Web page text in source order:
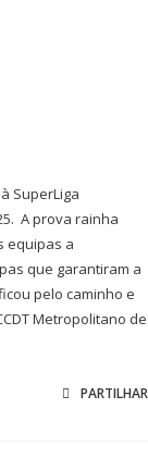
SuperLiga
A prova rainha
equipas a
que garantiram a
pelo caminho e
Metropolitano de
PARTILHAR